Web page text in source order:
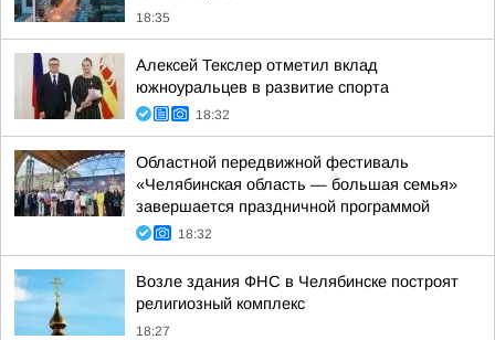
18:35
Алексей Текслер отметил вклад
южноуральцев в развитие спорта
18:32
Областной передвижной фестиваль
«Челябинская область — большая семья»
завершается праздничной программой
18:32
Возле здания ФНС в Челябинске построят
религиозный комплекс
18:27